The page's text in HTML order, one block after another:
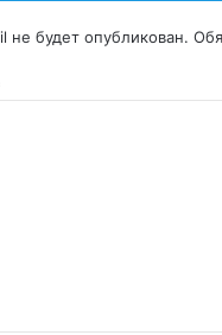
не будет опубликован.